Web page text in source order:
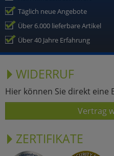
Täglich neue Angebote
Über 6.000 lieferbare Artikel
Über 40 Jahre Erfahrung
WIDERRUF
Hier können Sie direkt eine
Vertrag
ZERTIFIKATE